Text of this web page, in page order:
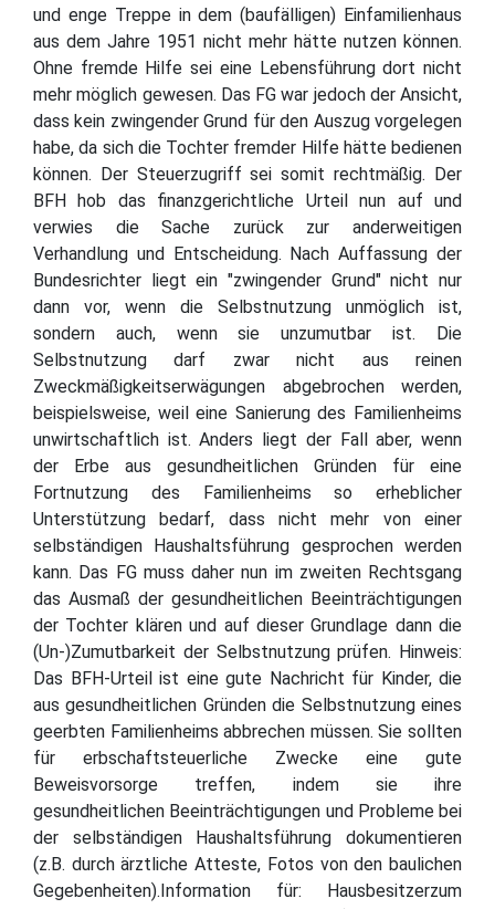
und enge Treppe in dem (baufälligen) Einfamilienhaus
aus dem Jahre 1951 nicht mehr hätte nutzen können.
Ohne fremde Hilfe sei eine Lebensführung dort nicht
mehr möglich gewesen. Das FG war jedoch der Ansicht,
dass kein zwingender Grund für den Auszug vorgelegen
habe, da sich die Tochter fremder Hilfe hätte bedienen
können. Der Steuerzugriff sei somit rechtmäßig. Der
BFH hob das finanzgerichtliche Urteil nun auf und
verwies die Sache zurück zur anderweitigen
Verhandlung und Entscheidung. Nach Auffassung der
Bundesrichter liegt ein "zwingender Grund" nicht nur
dann vor, wenn die Selbstnutzung unmöglich ist,
sondern auch, wenn sie unzumutbar ist. Die
Selbstnutzung darf zwar nicht aus reinen
Zweckmäßigkeitserwägungen abgebrochen werden,
beispielsweise, weil eine Sanierung des Familienheims
unwirtschaftlich ist. Anders liegt der Fall aber, wenn
der Erbe aus gesundheitlichen Gründen für eine
Fortnutzung des Familienheims so erheblicher
Unterstützung bedarf, dass nicht mehr von einer
selbständigen Haushaltsführung gesprochen werden
kann. Das FG muss daher nun im zweiten Rechtsgang
das Ausmaß der gesundheitlichen Beeinträchtigungen
der Tochter klären und auf dieser Grundlage dann die
(Un-)Zumutbarkeit der Selbstnutzung prüfen. Hinweis:
Das BFH-Urteil ist eine gute Nachricht für Kinder, die
aus gesundheitlichen Gründen die Selbstnutzung eines
geerbten Familienheims abbrechen müssen. Sie sollten
für erbschaftsteuerliche Zwecke eine gute
Beweisvorsorge treffen, indem sie ihre
gesundheitlichen Beeinträchtigungen und Probleme bei
der selbständigen Haushaltsführung dokumentieren
(z.B. durch ärztliche Atteste, Fotos von den baulichen
Gegebenheiten).Information für: Hausbesitzerzum